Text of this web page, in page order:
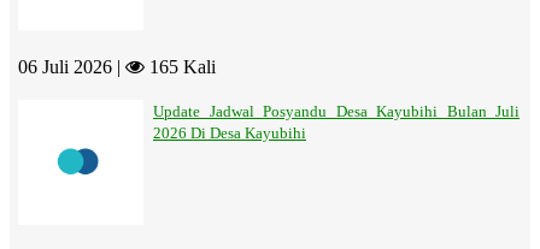
06 Juli 2026 | 165 Kali
Update Jadwal Posyandu Desa Kayubihi Bulan Juli
2026 Di Desa Kayubihi